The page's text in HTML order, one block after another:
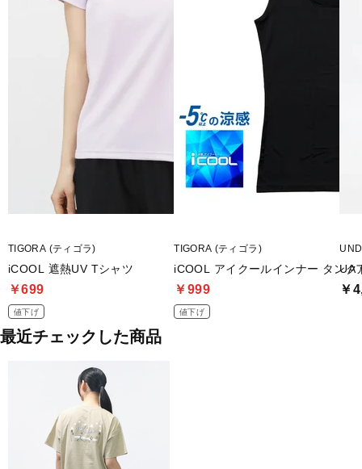
TIGORA (ティゴラ)
iCOOL 遮熱UV Tシャツ
￥699
値下げ
TIGORA (ティゴラ)
iCOOL アイクールインナー タンク
￥999
値下げ
UA
￥
最近チェックした商品